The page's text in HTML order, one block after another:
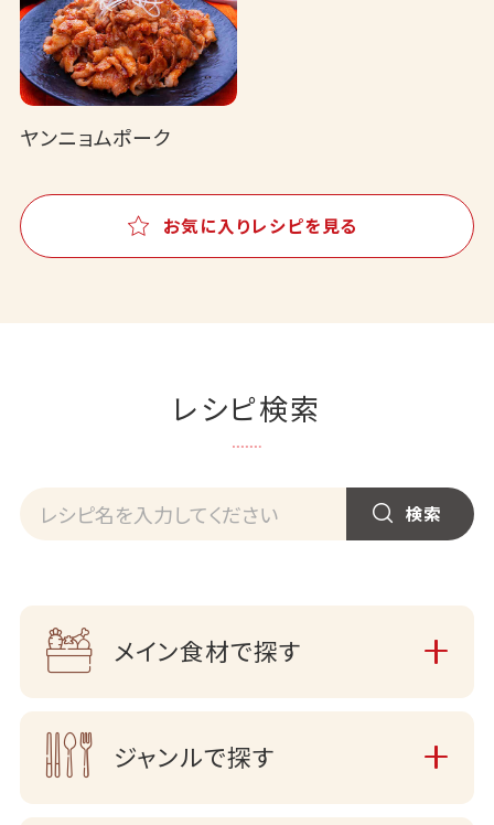
ヤンニョムポーク
お気に入りレシピを見る
レシピ検索
メイン食材で探す
ジャンルで探す